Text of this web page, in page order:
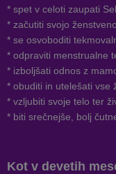
* spet v celoti zaupati
* začutiti svojo
* se osvoboditi
* odpraviti menstrualne
* izboljšati odnos z
* obuditi in utelešati vse
* vzljubiti svoje telo ter
* biti srečnejše, bolj
Kot v devetih